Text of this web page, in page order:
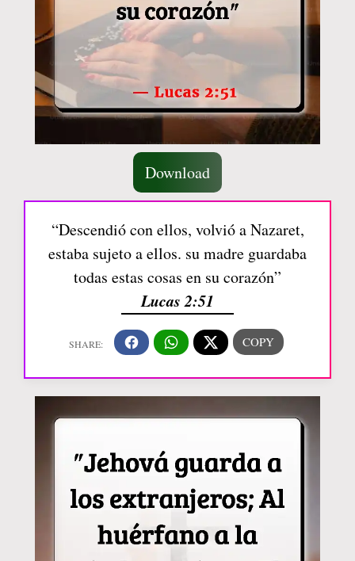
Download
“Descendió con ellos, volvió a Nazaret,
estaba sujeto a ellos. su madre guardaba
todas estas cosas en su corazón”
Lucas 2:51